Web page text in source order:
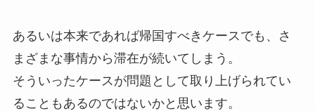
あるいは本来であれば帰国すべきケースでも、さ
まざまな事情から滞在が続いてしまう。
そういったケースが問題として取り上げられてい
ることもあるのではないかと思います。